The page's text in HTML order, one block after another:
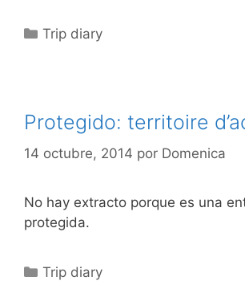
Categorías
Trip diary
Protegido: territoire
14 octubre, 2014 por Domenica
No hay extracto porque es una
protegida.
Categorías
Trip diary